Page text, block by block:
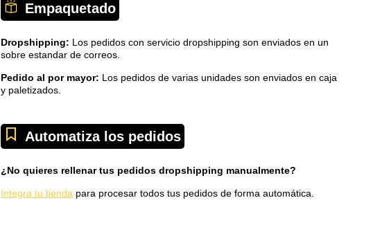
Empaquetado
Dropshipping: Los pedidos con servicio dropshipping son enviados en un
sobre estandar de correos.
Pedido al por mayor: Los pedidos de varias unidades son enviados en caja
y paletizados.
Automatiza los pedidos
¿No quieres rellenar tus pedidos dropshipping manualmente?
Integra tu tienda para procesar todos tus pedidos de forma automática.